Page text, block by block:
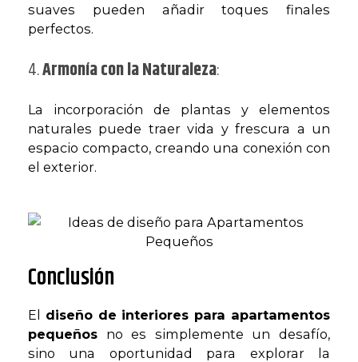
suaves pueden añadir toques finales
perfectos.
4.Armonía con la Naturaleza:
La incorporación de plantas y elementos
naturales puede traer vida y frescura a un
espacio compacto, creando una conexión con
el exterior.
Conclusión
El diseño de interiores para apartamentos
pequeños no es simplemente un desafío,
sino una oportunidad para explorar la